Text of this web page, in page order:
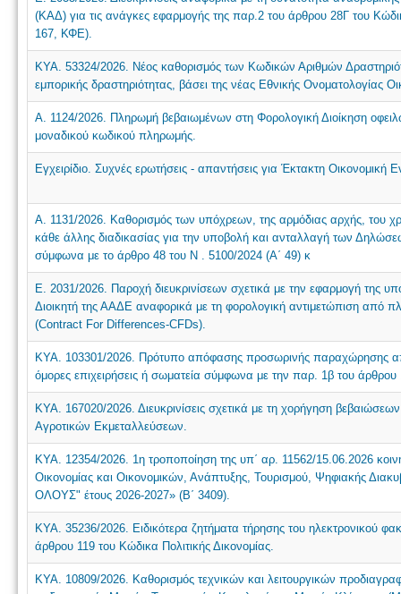
(ΚΑΔ) για τις ανάγκες εφαρμογής της παρ.2 του άρθρου 28Γ του
167, ΚΦΕ).
ΚΥΑ. 53324/2026. Νέος καθορισμός των Κωδικών Αριθμών
εμπορικής δραστηριότητας, βάσει της νέας Εθνικής Ονοματολογίας
Α. 1124/2026. Πληρωμή βεβαιωμένων στη Φορολογική Διοίκηση
μοναδικού κωδικού πληρωμής.
Εγχειρίδιο. Συχνές ερωτήσεις - απαντήσεις για Έκτακτη
Α. 1131/2026. Καθορισμός των υπόχρεων, της αρμόδιας αρχής, του
κάθε άλλης διαδικασίας για την υποβολή και ανταλλαγή των
σύμφωνα με το άρθρο 48 του N . 5100/2024 (Α΄ 49) κ
Ε. 2031/2026. Παροχή διευκρινίσεων σχετικά με την εφαρμογή της
Διοικητή της ΑΑΔΕ αναφορικά με τη φορολογική αντιμετώπιση από
(Contract For Differences-CFDs).
ΚΥΑ. 103301/2026. Πρότυπο απόφασης προσωρινής παραχώρησης
όμορες επιχειρήσεις ή σωματεία σύμφωνα με την παρ. 1β του
ΚΥΑ. 167020/2026. Διευκρινίσεις σχετικά με τη χορήγηση
Αγροτικών Εκμεταλλεύσεων.
ΚΥΑ. 12354/2026. 1η τροποποίηση της υπ΄ αρ. 11562/15.06.2026
Οικονομίας και Οικονομικών, Ανάπτυξης, Τουρισμού, Ψηφιακής
ΟΛΟΥΣ" έτους 2026-2027» (Β΄ 3409).
ΚΥΑ. 35236/2026. Ειδικότερα ζητήματα τήρησης του ηλεκτρονικού
άρθρου 119 του Κώδικα Πολιτικής Δικονομίας.
ΚΥΑ. 10809/2026. Καθορισμός τεχνικών και λειτουργικών